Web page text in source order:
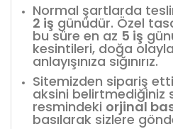
Normal şartlarda
2 iş günüdür. Özel
bu süre en az 5 iş
kesintileri, doğa
anlayışınıza sığınırız.
Sitemizden sipariş
aksini belirtmediğiniz
resmindeki orjinal
basılarak sizlere